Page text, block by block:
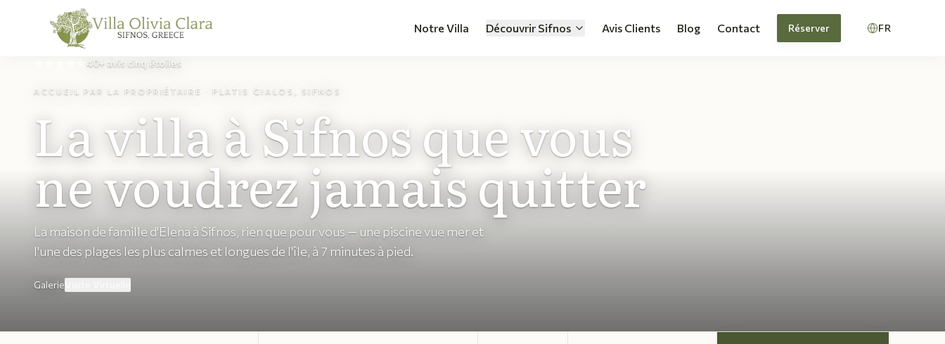
Notre Villa Découvrir Sifnos Avis Clients Blog Contact Réserver FR
Skip to content
40+ avis cinq étoiles
ACCUEIL PAR LA PROPRIÉTAIRE · PLATIS GIALOS, SIFNOS
La villa à Sifnos que vous
ne voudrez jamais quitter
La maison de famille d'Elena à Sifnos, rien que pour vous — une piscine vue mer et
l'une des plages les plus calmes et longues de l'île, à 7 minutes à pied.
Galerie